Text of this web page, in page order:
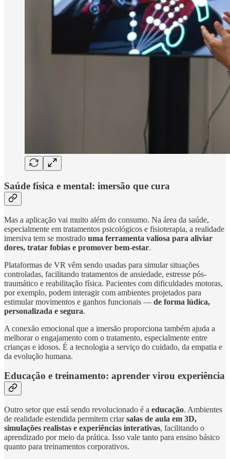
Saúde física e mental: imersão que cura
Mas a aplicação vai muito além do consumo. Na área da saúde,
especialmente em tratamentos psicológicos e fisioterapia, a realidade
imersiva tem se mostrado uma ferramenta valiosa para aliviar
dores, tratar fobias e promover bem-estar.
Plataformas de VR vêm sendo usadas para simular situações
controladas, facilitando tratamentos de ansiedade, estresse pós-
traumático e reabilitação física. Pacientes com dificuldades motoras,
por exemplo, podem interagir com ambientes projetados para
estimular movimentos e ganhos funcionais — de forma lúdica,
personalizada e segura.
A conexão emocional que a imersão proporciona também ajuda a
melhorar o engajamento com o tratamento, especialmente entre
crianças e idosos. É a tecnologia a serviço do cuidado, da empatia e
da evolução humana.
Educação e treinamento: aprender virou experiência
Outro setor que está sendo revolucionado é a educação. Ambientes
de realidade estendida permitem criarsalas de aula em 3D,
simulações realistas e experiências interativas, facilitando o
aprendizado por meio da prática. Isso vale tanto para ensino básico
quanto para treinamentos corporativos.